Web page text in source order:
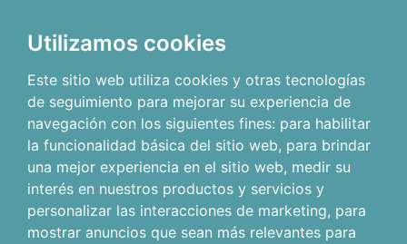
Utilizamos cookies
Este sitio web utiliza cookies y otras tecnologías
de seguimiento para mejorar su experiencia de
navegación con los siguientes fines: para habilitar
la funcionalidad básica del sitio web, para brindar
una mejor experiencia en el sitio web, medir su
interés en nuestros productos y servicios y
personalizar las interacciones de marketing, para
mostrar anuncios que sean más relevantes para